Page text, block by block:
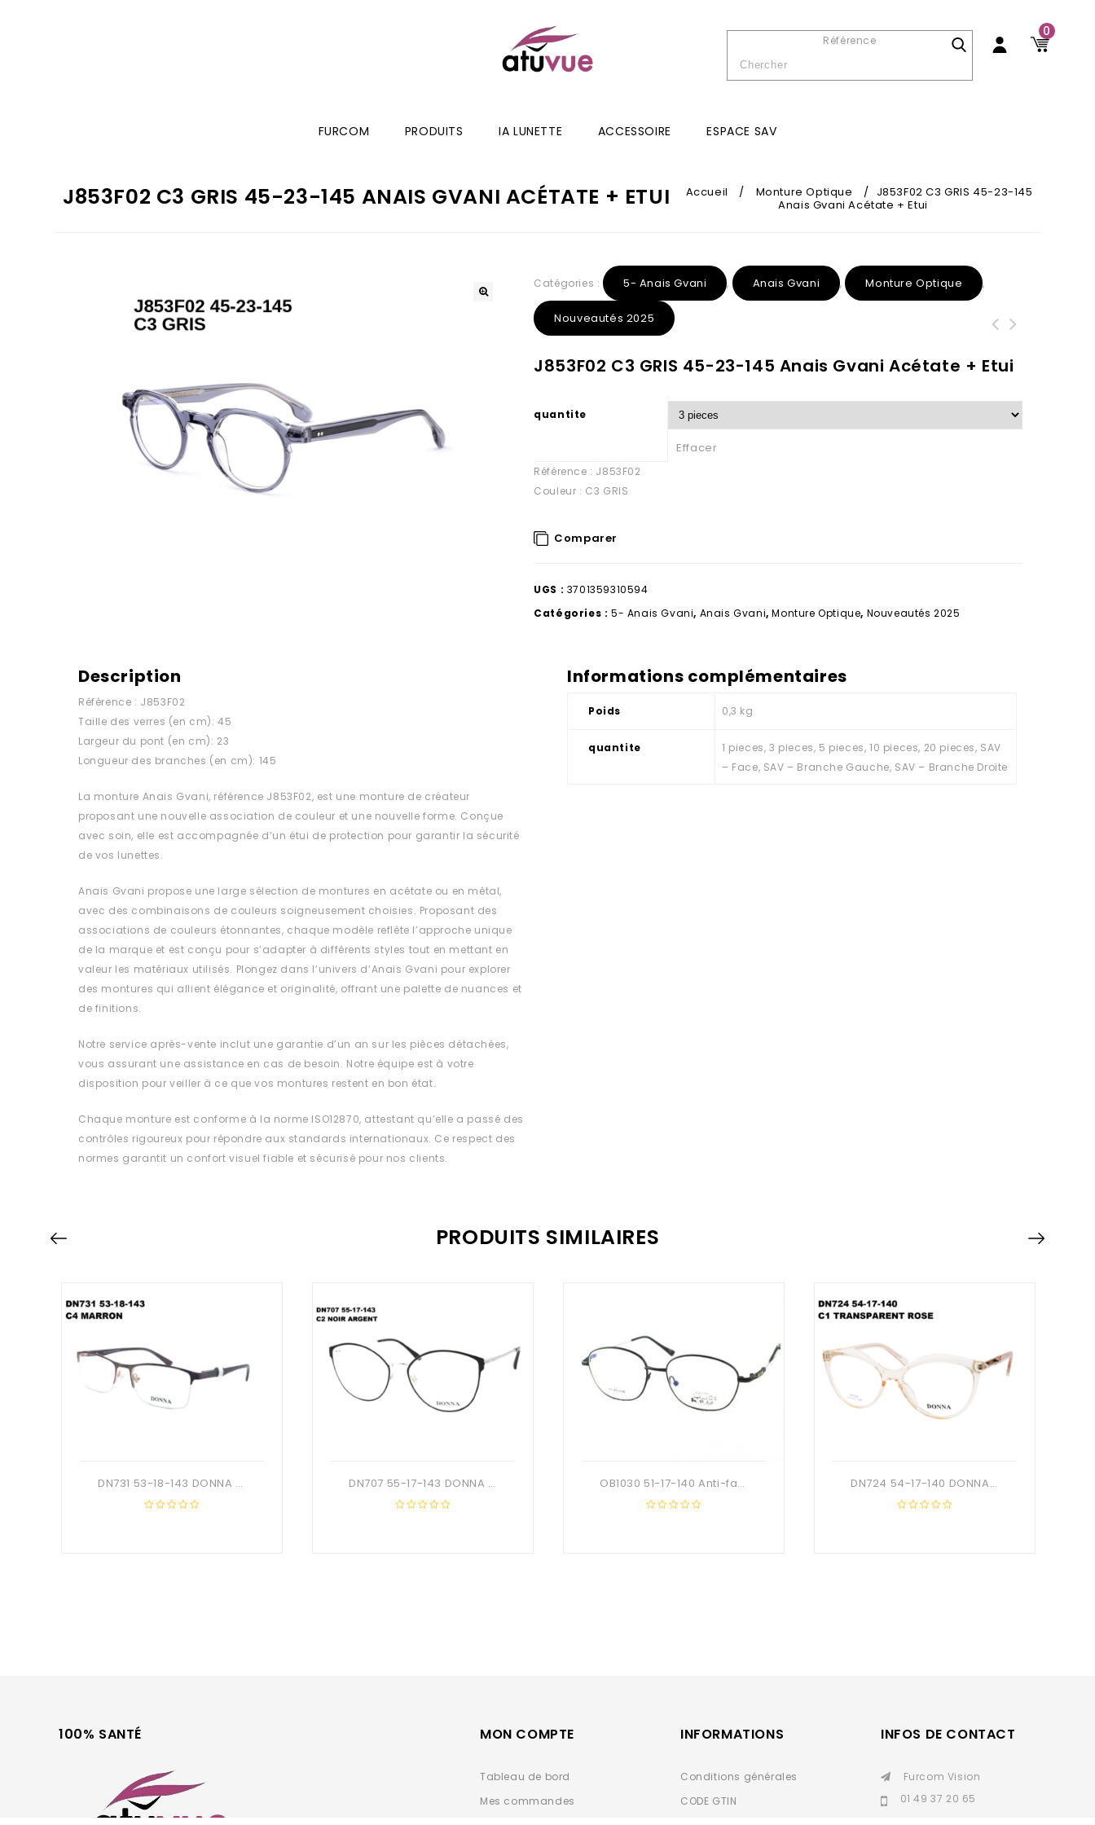
0
Référence
FURCOM PRODUITS IA LUNETTE ACCESSOIRE ESPACE SAV
J853F02 C3 GRIS 45-23-145 ANAIS GVANI ACÉTATE + ETUI Accueil / Monture Optique / J853F02 C3 GRIS 45-23-145
Anais Gvani Acétate + Etui
Catégories : 5- Anais Gvani , Anais Gvani , Monture Optique ,
Nouveautés 2025
J853F02 C3 GRIS 45-23-145 Anais Gvani Acétate + Etui
quantite
Effacer
Référence : J853F02
Couleur : C3 GRIS
Comparer
UGS : 3701359310594
Catégories : 5- Anais Gvani, Anais Gvani,Monture Optique, Nouveautés 2025
Description
Référence : J853F02
Taille des verres (en cm): 45
Largeur du pont (en cm): 23
Longueur des branches (en cm): 145
La monture Anais Gvani, référence J853F02, est une monture de créateur
proposant une nouvelle association de couleur et une nouvelle forme. Conçue
avec soin, elle est accompagnée d’un étui de protection pour garantir la sécurité
de vos lunettes.
Anais Gvani propose une large sélection de montures en acétate ou en métal,
avec des combinaisons de couleurs soigneusement choisies. Proposant des
associations de couleurs étonnantes, chaque modèle reflète l’approche unique
de la marque et est conçu pour s’adapter à différents styles tout en mettant en
valeur les matériaux utilisés. Plongez dans l’univers d’Anais Gvani pour explorer
des montures qui allient élégance et originalité, offrant une palette de nuances et
de finitions.
Notre service après-vente inclut une garantie d’un an sur les pièces détachées,
vous assurant une assistance en cas de besoin. Notre équipe est à votre
disposition pour veiller à ce que vos montures restent en bon état.
Chaque monture est conforme à la norme ISO12870, attestant qu’elle a passé des
contrôles rigoureux pour répondre aux standards internationaux. Ce respect des
normes garantit un confort visuel fiable et sécurisé pour nos clients.
Informations complémentaires
Poids 0,3 kg
quantite
1 pieces, 3 pieces, 5 pieces, 10 pieces, 20 pieces, SAV
– Face, SAV – Branche Gauche, SAV – Branche Droite
PRODUITS SIMILAIRES
DN731 53-18-143 DONNA OPTIC + Etui DN707 55-17-143 DONNA OPTIC + Etui OB1030 51-17-140 Anti-fatigue DN724 54-17-140 DONNA OPTIC + Etui
100% SANTÉ MON COMPTE
Tableau de bord
Mes commandes
INFORMATIONS
Conditions générales
CODE GTIN
INFOS DE CONTACT
Furcom Vision
01 49 37 20 65